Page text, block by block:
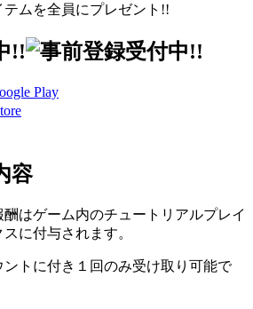
ムを全員にプレゼント!!
!!
容
はゲーム内のチュートリアルプレイ
に付与されます。
トに付き１回のみ受け取り可能で